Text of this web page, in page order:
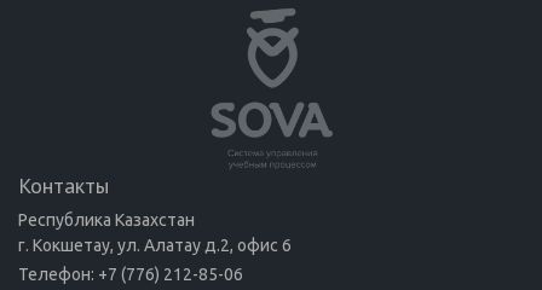
Контакты
Республика Казахстан
г. Кокшетау, ул. Алатау д.2, офис 6
Телефон: +7 (776) 212-85-06